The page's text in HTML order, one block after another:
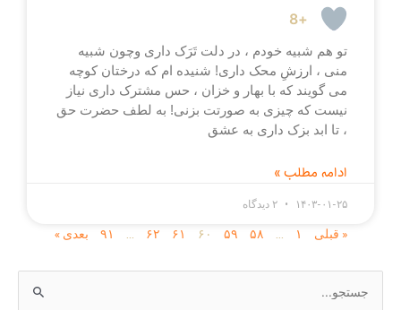
+8
تو هم شبیه خودم ، در دلت تَرَک داری وچون شبیه
منی ، ارزشِ محک داری! شنیده ام که درختان کوچه
می گویند که با بهار و خزان ، حس مشترک داری نیاز
نیست که چیزی به صورتت بزنی! به لطف حضرت حق
، تا ابد بزک داری به عشق
ادامه مطلب »
۱۴۰۳-۰۱-۲۵
« قبلی ۱ … ۵۸ ۵۹ ۶۰ ۶۱ ۶۲ … ۹۱ بعدی »